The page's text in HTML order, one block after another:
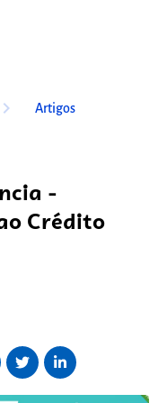
keyboard_arrow_right Artigos
-
Crédito